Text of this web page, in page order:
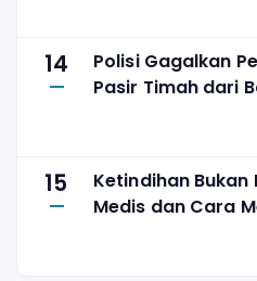
14
Polisi Gagalkan
Pasir Timah dari
15
Ketindihan Bukan
Medis dan Cara